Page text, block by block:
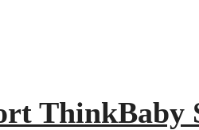
ThinkBaby